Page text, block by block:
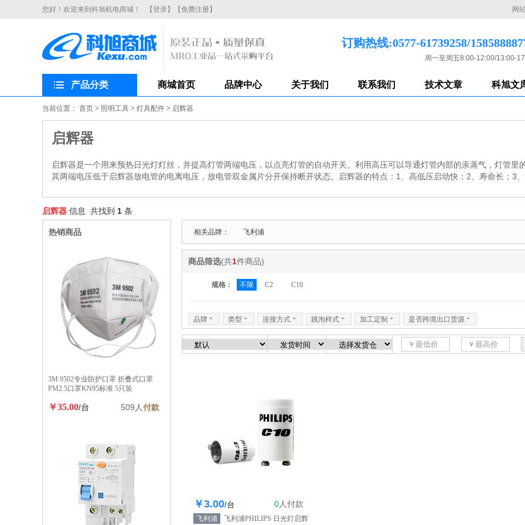
您好！欢迎来到科旭机电商城！ 【登录】 【免费注册】 网
订购热线:0577-61739258/
周一至周五8:00-12:00/13:00-
产品分类 商城首页 品牌中心 关于我们 联系我们 技术文章 科旭文
当前位置： 首页 > 照明工具 > 灯具配件 > 启辉器
启辉器
启辉器是一个用来预热日光灯灯丝，并提高灯管两端电压，以点亮灯管的自动开关。利用高压可以导通灯管内部的汞蒸气，灯管
其两端电压低于启辉器放电管的电离电压，放电管双金属片分开保持断开状态。启辉器的特点：1、高低压启动快；2、寿命长；3
启辉器 信息 共找到 1 条
相关品牌： 飞利浦
商品筛选(共1件商品)
规格： 不限 C2 C10
品牌 6 类型 6 连接方式 6 跳泡样式 6 加工定制 6 是否跨境出口货源 6
￥3.00/台 0人付款
飞利浦
飞利浦PHILIPS 日光灯启辉
热销商品
3M 9502专业防护口罩 折叠式口罩
PM2.5口罩KN95标准 5只装
￥35.00/台 509人付款